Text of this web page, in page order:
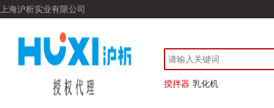
上海沪析实业有限公司
搅拌器 乳化机